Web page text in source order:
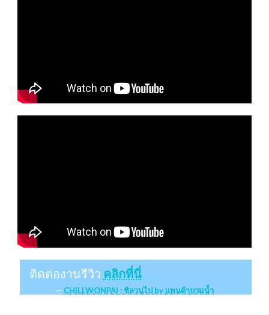
ติดต่องานรีวิว คลิกที่นี่
CHILLWONPAI : ชิลวนไป by แพนด้าบวมน้ำ